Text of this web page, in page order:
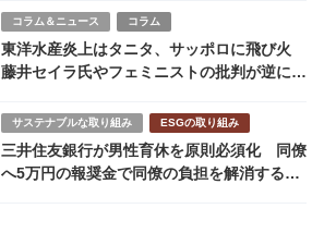
コラム＆ニュース コラム
東洋水産炎上はタニタ、サッポロに飛び火
藤井セイラ氏やフェミニストの批判が逆に社
サステナブルな取り組み ESGの取り組み
三井住友銀行が男性育休を原則必須化 同僚
へ5万円の報奨金で同僚の負担を解消する狙